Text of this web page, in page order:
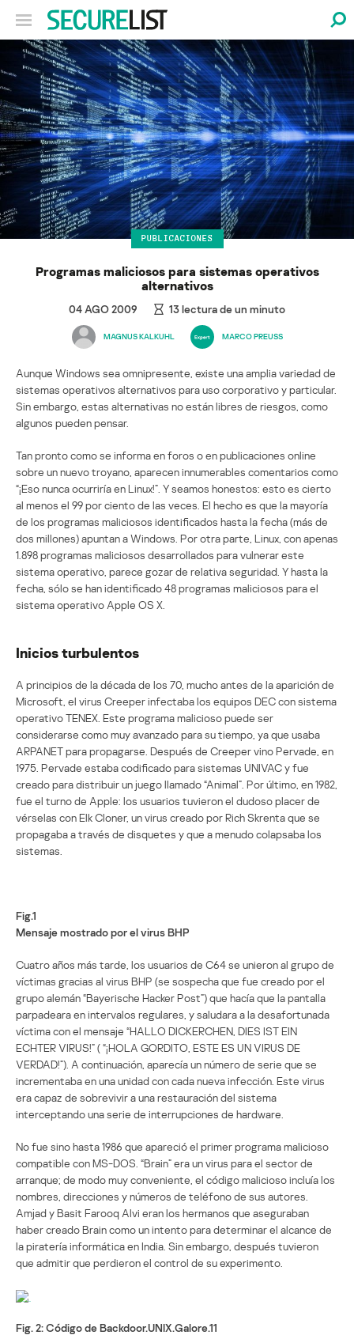
PUBLICACIONES
Programas maliciosos para sistemas operativos
alternativos
04 AGO 2009 13lectura de un minuto
MAGNUS KALKUHL MARCO PREUSS
Aunque Windows sea omnipresente, existe una amplia variedad de
sistemas operativos alternativos para uso corporativo y particular.
Sin embargo, estas alternativas no están libres de riesgos, como
algunos pueden pensar.
Tan pronto como se informa en foros o en publicaciones online
sobre un nuevo troyano, aparecen innumerables comentarios como
“¡Eso nunca ocurriría en Linux!”. Y seamos honestos: esto es cierto
al menos el 99 por ciento de las veces. El hecho es que la mayoría
de los programas maliciosos identificados hasta la fecha (más de
dos millones) apuntan a Windows. Por otra parte, Linux, con apenas
1.898 programas maliciosos desarrollados para vulnerar este
sistema operativo, parece gozar de relativa seguridad. Y hasta la
fecha, sólo se han identificado 48 programas maliciosos para el
sistema operativo Apple OS X.
Inicios turbulentos
A principios de la década de los 70, mucho antes de la aparición de
Microsoft, el virus Creeper infectaba los equipos DEC con sistema
operativo TENEX. Este programa malicioso puede ser
considerarse como muy avanzado para su tiempo, ya que usaba
ARPANET para propagarse. Después de Creeper vino Pervade, en
1975. Pervade estaba codificado para sistemas UNIVAC y fue
creado para distribuir un juego llamado “Animal”. Por último, en 1982,
fue el turno de Apple: los usuarios tuvieron el dudoso placer de
vérselas con Elk Cloner, un virus creado por Rich Skrenta que se
propagaba a través de disquetes y que a menudo colapsaba los
sistemas.
Fig.1
Mensaje mostrado por el virus BHP
Cuatro años más tarde, los usuarios de C64 se unieron al grupo de
víctimas gracias al virus BHP (se sospecha que fue creado por el
grupo alemán “Bayerische Hacker Post”) que hacía que la pantalla
parpadeara en intervalos regulares, y saludara a la desafortunada
víctima con el mensaje “HALLO DICKERCHEN, DIES IST EIN
ECHTER VIRUS!” ( “¡HOLA GORDITO, ESTE ES UN VIRUS DE
VERDAD!”). A continuación, aparecía un número de serie que se
incrementaba en una unidad con cada nueva infección. Este virus
era capaz de sobrevivir a una restauración del sistema
interceptando una serie de interrupciones de hardware.
No fue sino hasta 1986 que apareció el primer programa malicioso
compatible con MS-DOS. “Brain” era un virus para el sector de
arranque; de modo muy conveniente, el código malicioso incluía los
nombres, direcciones y números de teléfono de sus autores.
Amjad y Basit Farooq Alvi eran los hermanos que aseguraban
haber creado Brain como un intento para determinar el alcance de
la piratería informática en India. Sin embargo, después tuvieron
que admitir que perdieron el control de su experimento.
Fig. 2: Código de Backdoor.UNIX.Galore.11